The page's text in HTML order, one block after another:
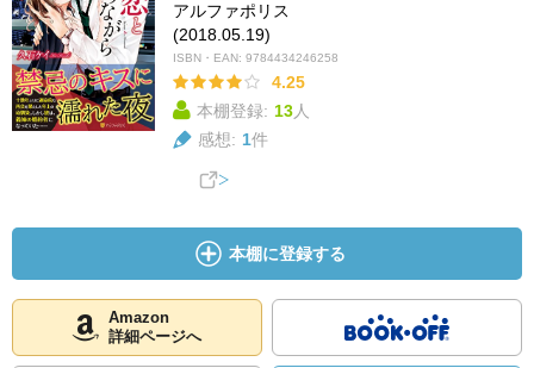
アルファポリス
(2018.05.19)
ISBN・EAN: 9784434246258
4.25
本棚登録: 13人
感想: 1件
本棚に登録する
Amazon
詳細ページへ